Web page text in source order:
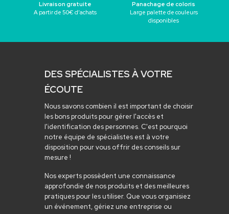
Livraison gratuite
A partir de 50€ d’achats
Panachage de coloris
Large palette de couleurs
disponibles
DES SPÉCIALISTES À VOTRE
ÉCOUTE
Nous savons combien il est important de choisir
les bons produits pour gérer l'accès et
l'identification des personnes. C'est pourquoi
notre équipe de spécialistes est à votre
disposition pour vous offrir des conseils sur
mesure !
Nos experts possèdent une connaissance
approfondie de nos produits et des meilleures
pratiques pour les utiliser. Que vous organisiez
un événement, gériez une entreprise ou